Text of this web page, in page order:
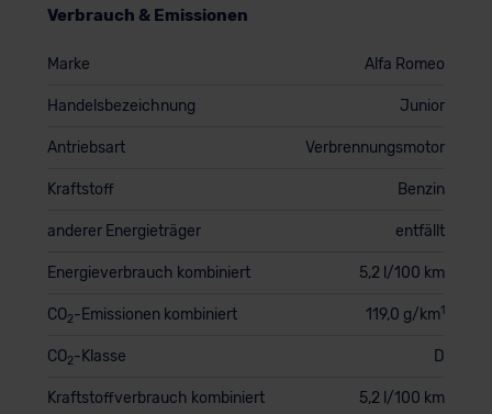
Verbrauch & Emissionen
Marke Alfa Romeo
Handelsbezeichnung Junior
Antriebsart Verbrennungsmotor
Kraftstoff Benzin
anderer Energieträger entfällt
Energieverbrauch kombiniert 5,2 l/100 km
CO2-Emissionen kombiniert 119,0 g/km1
CO2-Klasse D
Kraftstoffverbrauch kombiniert 5,2 l/100 km